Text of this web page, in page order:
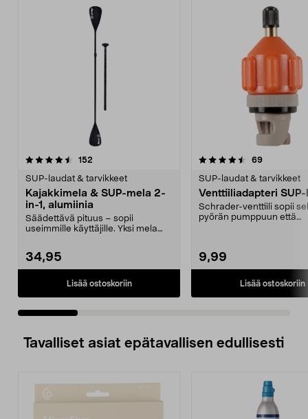
152
SUP-laudat & tarvikkeet
Kajakkimela & SUP-mela 2-
in-1, alumiinia
Säädettävä pituus – sopii
useimmille käyttäjille. Yksi mela
34,95
Lisää ostoskoriin
4.5 viidestä
69arvostelut
SUP-laudat & tarvikkeet
Venttiiliadapteri
Schrader-venttiili sopii
pyörän pumppuun että
9,99
Lisää ostoskoriin
4.5 viidestä
Tavalliset asiat epätavallisen edullisesti